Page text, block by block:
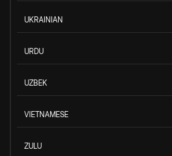
UKRAINIAN
URDU
UZBEK
VIETNAMESE
ZULU